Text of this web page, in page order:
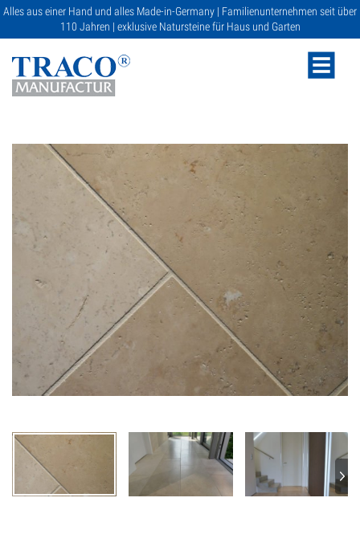
Alles aus einer Hand und alles Made-in-Germany | Familienunternehmen seit über
110 Jahren | exklusive Natursteine für Haus und Garten
NATURSTEINE
KATALOGE
RATGEBER
SERVICE
GALERIE
KONFIGURATOR
ONLINE-SHOP